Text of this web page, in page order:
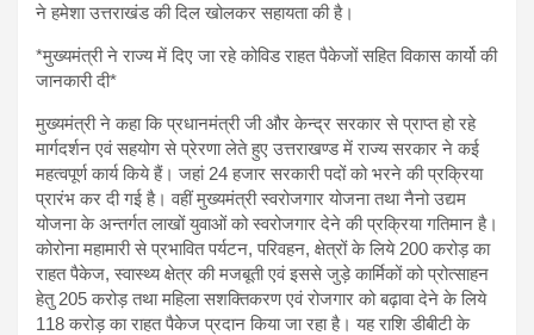
ने हमेशा उत्तराखंड की दिल खोलकर सहायता की है।
*मुख्यमंत्री ने राज्य में दिए जा रहे कोविड राहत पैकेजों सहित विकास कार्यो की
जानकारी दी*
मुख्यमंत्री ने कहा कि प्रधानमंत्री जी और केन्द्र सरकार से प्राप्त हो रहे
मार्गदर्शन एवं सहयोग से प्रेरणा लेते हुए उत्तराखण्ड में राज्य सरकार ने कई
महत्वपूर्ण कार्य किये हैं। जहां 24 हजार सरकारी पदों को भरने की प्रक्रिया
प्रारंभ कर दी गई है। वहीं मुख्यमंत्री स्वरोजगार योजना तथा नैनो उद्यम
योजना के अन्तर्गत लाखों युवाओं को स्वरोजगार देने की प्रक्रिया गतिमान है।
कोरोना महामारी से प्रभावित पर्यटन, परिवहन, क्षेत्रों के लिये 200 करोड़ का
राहत पैकेज, स्वास्थ्य क्षेत्र की मजबूती एवं इससे जुड़े कार्मिकों को प्रोत्साहन
हेतु 205 करोड़ तथा महिला सशक्तिकरण एवं रोजगार को बढ़ावा देने के लिये
118 करोड़ का राहत पैकेज प्रदान किया जा रहा है। यह राशि डीबीटी के